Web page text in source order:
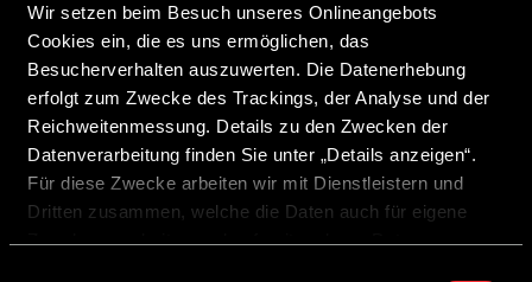
Wir setzen beim Besuch unseres Onlineangebots
Cookies ein, die es uns ermöglichen, das
Besucherverhalten auszuwerten. Die Datenerhebung
erfolgt zum Zwecke des Trackings, der Analyse und der
Reichweitenmessung. Details zu den Zwecken der
Datenverarbeitung finden Sie unter „Details anzeigen“.
Für diese Zwecke arbeiten wir mit Dienstleistern und
Dritten zusammen, welche die Daten auch für eigene
Zwecke verarbeiten und ggf. mit anderen Daten
Datenschutz
19. Die Daten der Teilnehmer werden unter Beachtung der
datenschutzrechtlichen Vorschriften erhoben, verarbeitet und
genutzt. Details zur Datenverarbeitung durch die Dethleffs
GmbH & Co. KG finden Sie in den gesonderten
Informationen zum Datenschutz unterhalb dieser
Teilnahmebedingungen.